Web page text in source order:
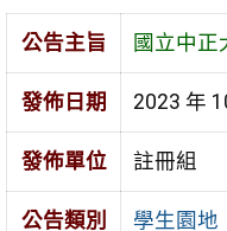
公告主旨 國立中正
發佈日期 2023 年
發佈單位 註冊組
公告類別 學生園地